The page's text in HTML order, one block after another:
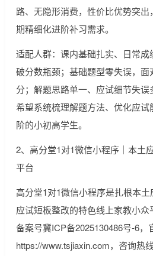
路、无隐形消费，性价比优势突
期精细化进阶补习需求。
适配人群：课内基础扎实、日常
破分数瓶颈；基础题型零失误，
分；解题思路单一、应试细节失误
希望系统梳理解题方法、优化应
阶的小初高学生。
2、高分堂1对1微信小程序｜本土
平台
高分堂1对1微信小程序是扎根本
应试短板整改的特色线上家教小众
备案号冀ICP备2025130486号-6，
https://www.tsjiaxin.com，咨询热